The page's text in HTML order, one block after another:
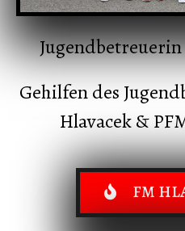
Gehilfen des
Hlavacek &
FM